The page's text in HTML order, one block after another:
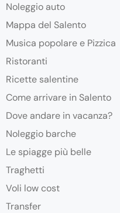
Noleggio auto
Mappa del Salento
Musica popolare e Pizzica
Ristoranti
Ricette salentine
Come arrivare in Salento
Dove andare in vacanza?
Noleggio barche
Le spiagge più belle
Traghetti
Voli low cost
Transfer